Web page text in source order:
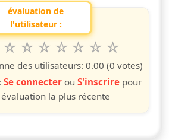
évaluation de
l'utilisateur :
da 1 a 10 étoiles
10
étoiles
9
étoiles
8
étoiles
7
étoiles
6
étoiles
5
des utilisateurs: 0.00 (0 votes)
Se connecterou S'inscrirepour
la plus récente